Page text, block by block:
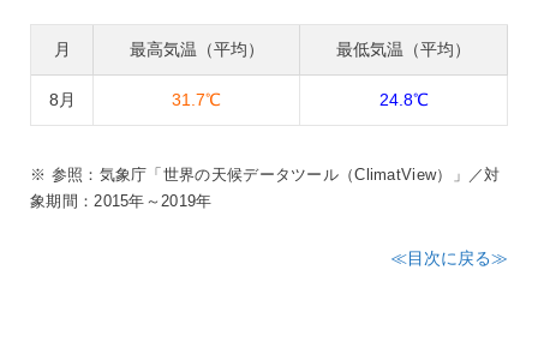
月 最高気温（平均） 最低気温（平均）
8月 31.7℃ 24.8℃
※ 参照：気象庁「世界の天候データツール（ClimatView）」／対
象期間：2015年～2019年
≪目次に戻る≫